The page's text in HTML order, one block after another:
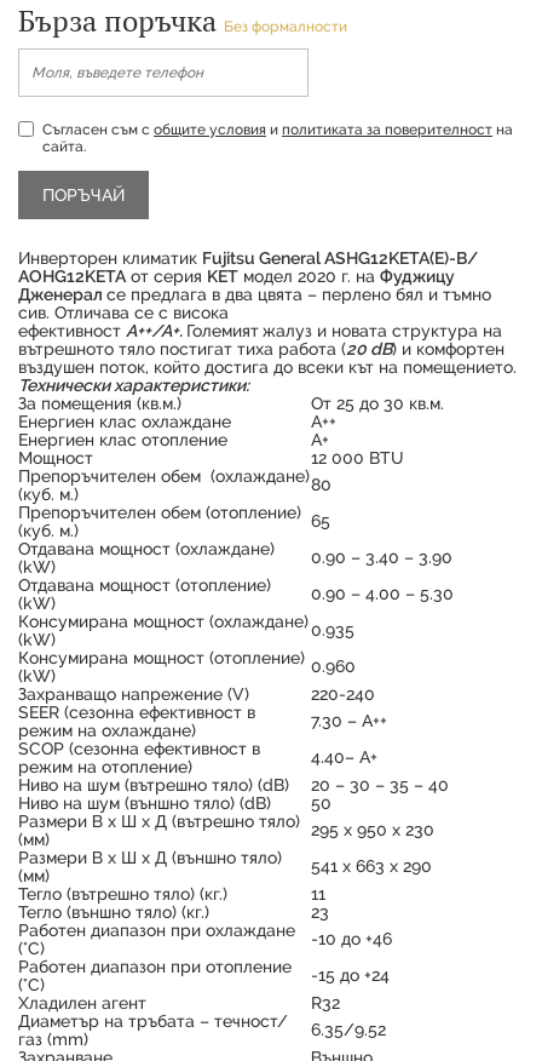
Продуктът е успешно добавен в количката
Бърза поръчка Без формалности
Съгласен съм с общите условия и политиката за поверителност на
сайта.
Инверторен климатик Fujitsu General ASHG12KETA(E)-B/
AOHG12KETA от серия KET модел 2020 г. на Фуджицу
Дженерал се предлага в два цвята – перлено бял и тъмно
сив. Отличава се с висока
ефективност A++/A+. Големиятжалуз и новата структура на
вътрешното тяло постигат тиха работа (20 dB) и комфортен
въздушен поток, който достига до всеки кът на помещението.
Технически характеристики:
За помещения (кв.м.)
От 25 до 30 кв.м.
Енергиен клас охлаждане
А++
Енергиен клас отопление
А+
Мощност
12 000 BTU
Препоръчителен обем (охлаждане)
(куб. м.)
80
Препоръчителен обем (отопление)
(куб. м.)
65
Отдавана мощност (охлаждане)
(kW)
0.90 – 3.40 – 3.90
Отдавана мощност (отопление)
(kW)
0.90 – 4.00 – 5.30
Консумирана мощност (охлаждане)
(kW)
0.935
Консумирана мощност (отопление)
(kW)
0.960
Захранващо напрежение (V)
220-240
SEER (сезонна ефективност в
режим на охлаждане)
7.30 – А++
SCOP (сезонна ефективност в
режим на отопление)
4.40– А+
Ниво на шум (вътрешно тяло) (dB)
20 – 30 – 35 – 40
Ниво на шум (външно тяло) (dB)
50
Размери В х Ш х Д (вътрешно тяло)
(мм)
295 х 950 х 230
Размери В х Ш х Д (външно тяло)
(мм)
541 х 663 х 290
Тегло (вътрешно тяло) (кг.)
11
Тегло (външно тяло) (кг.)
23
Работен диапазон при охлаждане
(°C)
-10 до +46
Работен диапазон при отопление
(°C)
-15 до +24
Хладилен агент
R32
Диаметър на тръбата – течност/
газ (mm)
6.35/9.52